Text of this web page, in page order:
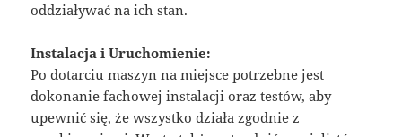
oddziaływać na ich stan.
Instalacja i Uruchomienie:
Po dotarciu maszyn na miejsce potrzebne jest
dokonanie fachowej instalacji oraz testów, aby
upewnić się, że wszystko działa zgodnie z